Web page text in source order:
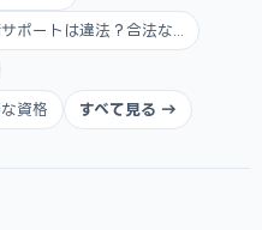
ポートは違法？合法な...
資格 すべて見る →